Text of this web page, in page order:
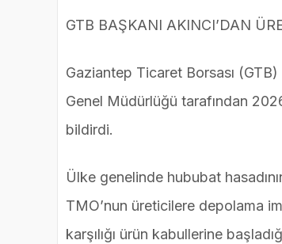
GTB BAŞKANI AKINCI’DAN
Gaziantep Ticaret Borsası
Genel Müdürlüğü tarafından
bildirdi.
Ülke genelinde hububat
TMO’nun üreticilere depolama
karşılığı ürün kabullerine